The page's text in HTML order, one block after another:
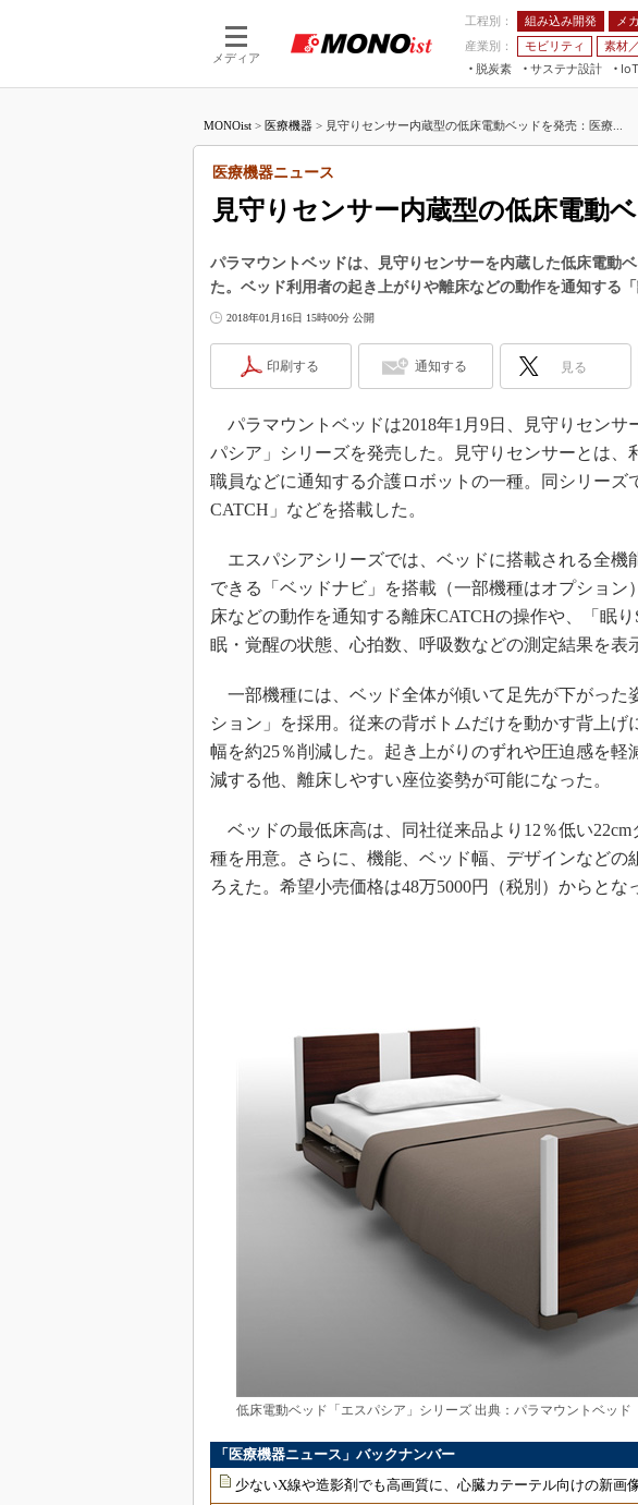
メディア
工程別： 組み込み開発 メ
産業別：
モビリティ 素材
脱炭素
サステナ設計
IoT
つながる工場AI×設備保全 JIMTOF
IIFES
ジャパ
人テク展
スマー
日本も
MONOist > 医療機器 > 見守りセンサー内蔵型の低床電動ベッドを発売：医療...
見守りセンサー内蔵型の低床電動
医療機器ニュース
パラマウントベッドは、見守りセンサーを内蔵した低床電動
た。ベッド利用者の起き上がりや離床などの動作を通知する
2018年01月16日 15時00分 公開
印刷する 通知する 見る
パラマウントベッドは2018年1月9日、見守りセンサ
パシア」シリーズを発売した。見守りセンサーとは、
職員などに通知する介護ロボットの一種。同シリーズ
CATCH」などを搭載した。
エスパシアシリーズでは、ベッドに搭載される全機
できる「ベッドナビ」を搭載（一部機種はオプショ
床などの動作を通知する離床CATCHの操作や、「眠
眠・覚醒の状態、心拍数、呼吸数などの測定結果を表
一部機種には、ベッド全体が傾いて足先が下がった
ション」を採用。従来の背ボトムだけを動かす背上
幅を約25％削減した。起き上がりのずれや圧迫感を
減する他、離床しやすい座位姿勢が可能になった。
ベッドの最低床高は、同社従来品より12％低い22cm
種を用意。さらに、機能、ベッド幅、デザインなどの
ろえた。希望小売価格は48万5000円（税別）からとな
低床電動ベッド「エスパシア」シリーズ 出典：パラマウントベッド
「医療機器ニュース」バックナンバー
少ないX線や造影剤でも高画質に、心臓カテーテル向けの新画